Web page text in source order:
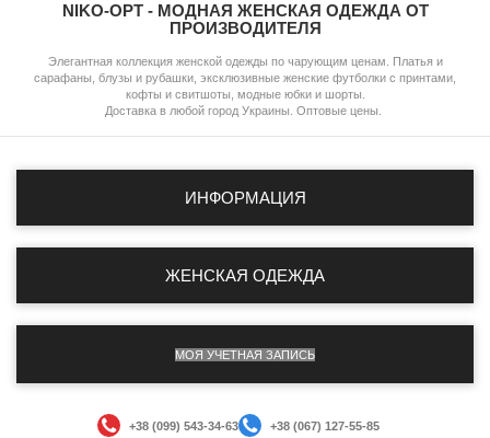
NIKO-OPT - МОДНАЯ ЖЕНСКАЯ ОДЕЖДА ОТ
ПРОИЗВОДИТЕЛЯ
Элегантная коллекция женской одежды по чарующим ценам. Платья и
сарафаны, блузы и рубашки, эксклюзивные женские футболки с принтами,
кофты и свитшоты, модные юбки и шорты.
Доставка в любой город Украины. Оптовые цены.
ИНФОРМАЦИЯ
ЖЕНСКАЯ ОДЕЖДА
МОЯ УЧЕТНАЯ ЗАПИСЬ
+38 (099) 543-34-63 +38 (067) 127-55-85